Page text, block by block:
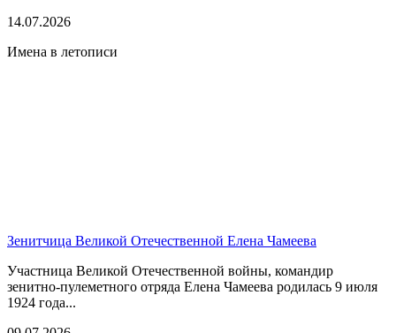
14.07.2026
Имена в летописи
Зенитчица Великой Отечественной Елена Чамеева
Участница Великой Отечественной войны, командир
зенитно-пулеметного отряда Елена Чамеева родилась 9 июля
1924 года...